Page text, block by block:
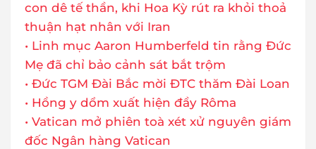
con dê tế thần, khi Hoa Kỳ rút ra khỏi thoả
thuận hạt nhân với Iran
• Linh mục Aaron Humberfeld tin rằng Đức
Mẹ đã chỉ bảo cảnh sát bắt trộm
• Đức TGM Đài Bắc mời ĐTC thăm Đài Loan
• Hồng y dổm xuất hiện đầy Rôma
• Vatican mở phiên toà xét xử nguyên giám
đốc Ngân hàng Vatican